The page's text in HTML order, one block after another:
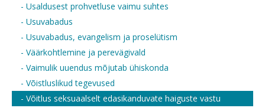
- Usaldusest prohvetluse vaimu suhtes
- Usuvabadus
- Usuvabadus, evangelism ja proselütism
- Väärkohtlemine ja perevägivald
- Vaimulik uuendus mõjutab ühiskonda
- Võistluslikud tegevused
- Võitlus seksuaalselt edasikanduvate haiguste vastu